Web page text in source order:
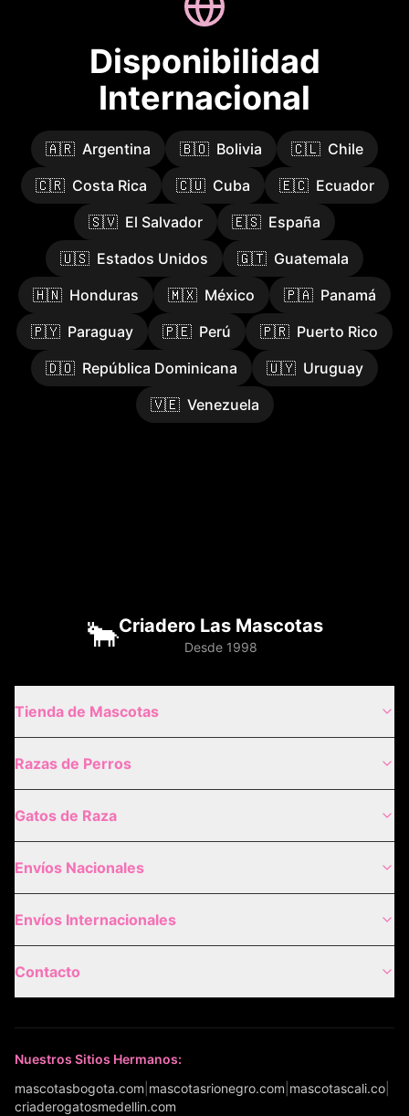
Disponibilidad
Internacional
🇦🇷 Argentina 🇧🇴 Bolivia 🇨🇱 Chile
🇨🇷 Costa Rica 🇨🇺 Cuba 🇪🇨 Ecuador
🇸🇻 El Salvador 🇪🇸 España
🇺🇸 Estados Unidos 🇬🇹 Guatemala
🇭🇳 Honduras 🇲🇽 México 🇵🇦 Panamá
🇵🇾 Paraguay 🇵🇪 Perú 🇵🇷 Puerto Rico
🇩🇴 República Dominicana 🇺🇾 Uruguay
🇻🇪 Venezuela
🐂Criadero Las Mascotas
Desde 1998
Tienda de Mascotas
Razas de Perros
Gatos de Raza
Envíos Nacionales
Envíos Internacionales
Contacto
Nuestros Sitios Hermanos:
mascotasbogota.com mascotasrionegro.com mascotascali.co
criaderogatosmedellin.com